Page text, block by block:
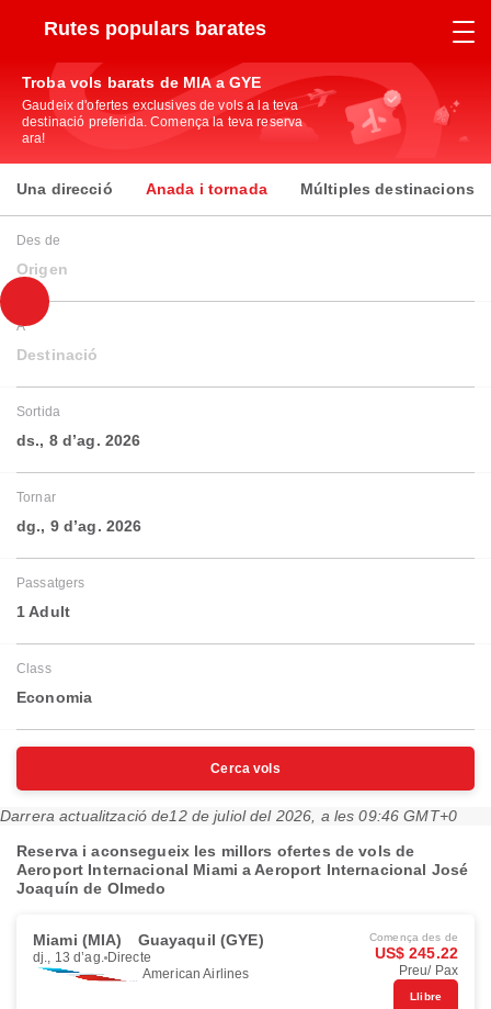
Rutes populars barates
Troba vols barats de MIA a GYE
Gaudeix d'ofertes exclusives de vols a la teva
destinació preferida. Comença la teva reserva
ara!
Una direcció Anada i tornada Múltiples destinacions
Des de
Origen
A
Destinació
Sortida
ds., 8 d’ag. 2026
Tornar
dg., 9 d’ag. 2026
Passatgers
1 Adult
Class
Economia
Cerca vols
Darrera actualització de12 de juliol del 2026, a les 09:46 GMT+0
Reserva i aconsegueix les millors ofertes de vols de
Aeroport Internacional Miami a Aeroport Internacional José
Joaquín de Olmedo
Miami (MIA) Guayaquil (GYE)
dj., 13 d’ag. Directe
American Airlines
Comença des de
US$ 245.22
Preu/ Pax
Llibre